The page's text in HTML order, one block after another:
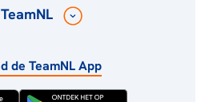
de TeamNL App